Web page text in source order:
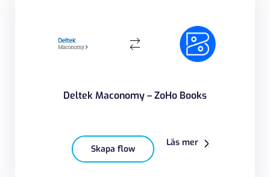
Deltek Maconomy – ZoHo Books
Skapa flow
Läs mer